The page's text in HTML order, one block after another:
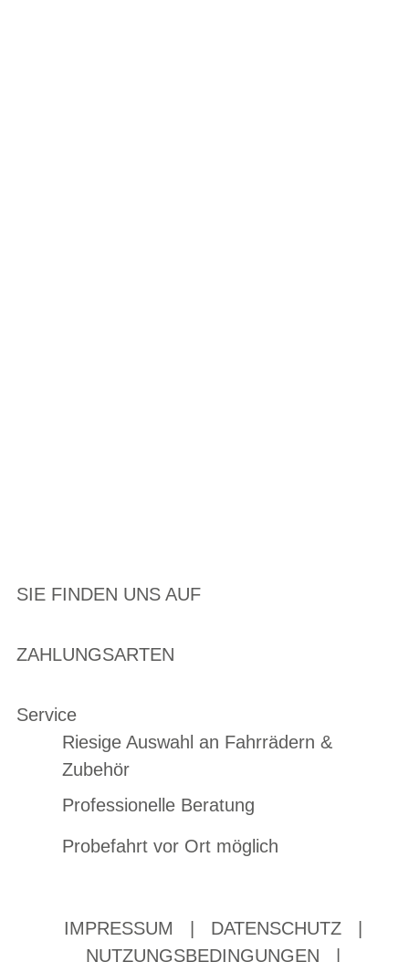
SIE FINDEN UNS AUF
ZAHLUNGSARTEN
Service
Riesige Auswahl an Fahrrädern &
Zubehör
Professionelle Beratung
Probefahrt vor Ort möglich
IMPRESSUM DATENSCHUTZ
NUTZUNGSBEDINGUNGEN